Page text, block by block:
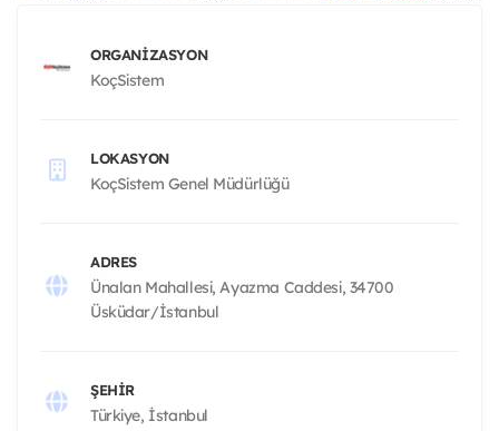
ORGANIZASYON
KoçSistem
LOKASYON
KoçSistem Genel Müdürlüğü
ADRES
Ünalan Mahallesi, Ayazma Caddesi, 34700
Üsküdar/İstanbul
ŞEHIR
Türkiye, İstanbul